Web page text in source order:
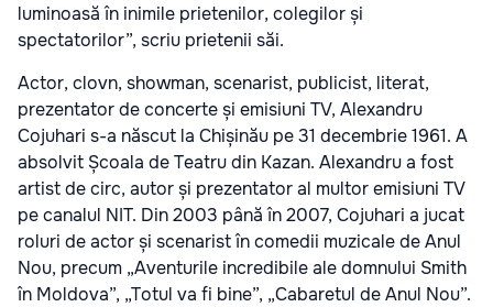
luminoasă în inimile prietenilor, colegilor și
spectatorilor”, scriu prietenii săi.
Actor, clovn, showman, scenarist, publicist, literat,
prezentator de concerte și emisiuni TV, Alexandru
Cojuhari s-a născut la Chișinău pe 31 decembrie 1961. A
absolvit Școala de Teatru din Kazan. Alexandru a fost
artist de circ, autor și prezentator al multor emisiuni TV
pe canalul NIT. Din 2003 până în 2007, Cojuhari a jucat
roluri de actor și scenarist în comedii muzicale de Anul
Nou, precum „Aventurile incredibile ale domnului Smith
în Moldova”, „Totul va fi bine”, „Cabaretul de Anul Nou”.